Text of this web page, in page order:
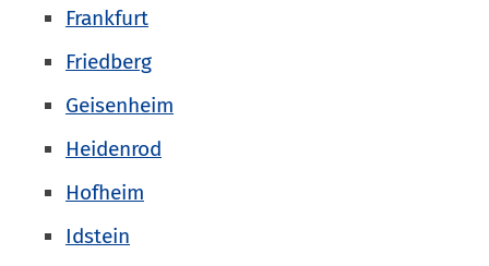
Frankfurt
Friedberg
Geisenheim
Heidenrod
Hofheim
Idstein